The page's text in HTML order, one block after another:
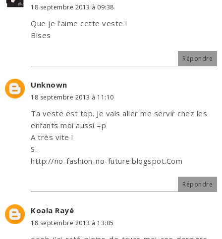
18 septembre 2013 à 09:38
Que je l'aime cette veste !
Bises
Répondre
Unknown
18 septembre 2013 à 11:10
Ta veste est top. Je vais aller me servir chez les
enfants moi aussi =p
A très vite !
S.
http://no-fashion-no-future.blogspot.Com
Répondre
Koala Rayé
18 septembre 2013 à 13:05